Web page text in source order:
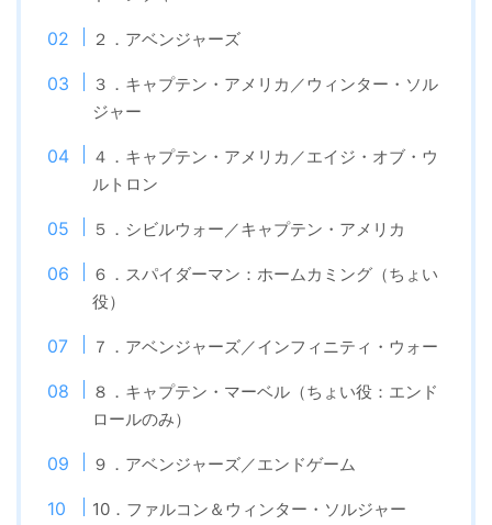
２．アベンジャーズ
３．キャプテン・アメリカ／ウィンター・ソル
ジャー
４．キャプテン・アメリカ／エイジ・オブ・ウ
ルトロン
５．シビルウォー／キャプテン・アメリカ
６．スパイダーマン：ホームカミング（ちょい
役）
７．アベンジャーズ／インフィニティ・ウォー
８．キャプテン・マーベル（ちょい役：エンド
ロールのみ）
９．アベンジャーズ／エンドゲーム
10．ファルコン＆ウィンター・ソルジャー